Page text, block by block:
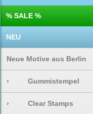
% SALE %
NEU
Neue Motive aus Berlin
› Gummistempel
› Clear Stamps